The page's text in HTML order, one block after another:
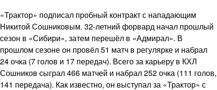
«Трактор» подписал пробный контракт с нападающим
Никитой Сошниковым. 32-летний форвард начал прошлый
сезон в «Сибири», затем перешёл в «Адмирал». В
прошлом сезоне он провёл 51 матч в регулярке и набрал
24 очка (7 голов и 17 передач). Всего за карьеру в КХЛ
Сошников сыграл 466 матчей и набрал 252 очка (111 голов,
141 передача). Как известно, он выступал за «Трактор» с